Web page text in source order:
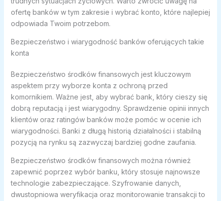
ofertę banków w tym zakresie i wybrać konto, które najlepiej
odpowiada Twoim potrzebom.
Bezpieczeństwo i wiarygodność banków oferujących takie
konta
Bezpieczeństwo środków finansowych jest kluczowym
aspektem przy wyborze konta z ochroną przed
komornikiem. Ważne jest, aby wybrać bank, który cieszy się
dobrą reputacją i jest wiarygodny. Sprawdzenie opinii innych
klientów oraz ratingów banków może pomóc w ocenie ich
wiarygodności. Banki z długą historią działalności i stabilną
pozycją na rynku są zazwyczaj bardziej godne zaufania.
Bezpieczeństwo środków finansowych można również
zapewnić poprzez wybór banku, który stosuje najnowsze
technologie zabezpieczające. Szyfrowanie danych,
dwustopniowa weryfikacja oraz monitorowanie transakcji to